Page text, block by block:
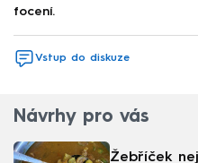
focení.
Vstup do diskuze
Návrhy pro vás
Žebříček